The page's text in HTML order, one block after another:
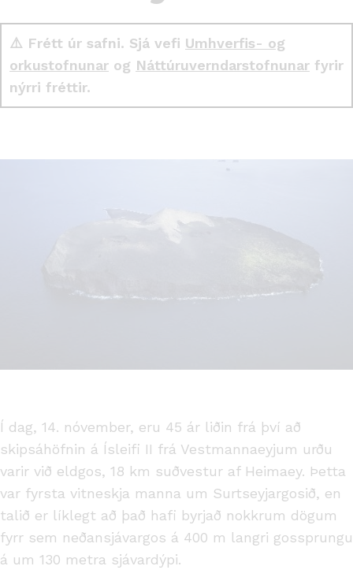
⚠️ Frétt úr safni. Sjá vefi Umhverfis- og
orkustofnunar og Náttúruverndarstofnunar fyrir
nýrri fréttir.
Í dag, 14. nóvember, eru 45 ár liðin frá því að
skipsáhöfnin á Ísleifi II frá Vestmannaeyjum urðu
varir við eldgos, 18 km suðvestur af Heimaey. Þetta
var fyrsta vitneskja manna um Surtseyjargosið, en
talið er líklegt að það hafi byrjað nokkrum dögum
fyrr sem neðansjávargos á 400 m langri gossprungu
á um 130 metra sjávardýpi.